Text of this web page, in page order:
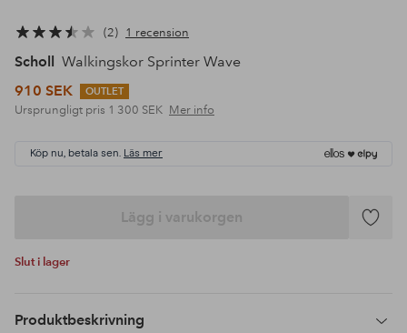
2 1 recension
Scholl Walkingskor Sprinter Wave
910 SEK
OUTLET
Ursprungligt pris 1 300 SEK Mer info
Köp nu, betala sen. Läs mer
Lägg i varukorgen
Lägg
Slut i lager
Produktbeskrivning